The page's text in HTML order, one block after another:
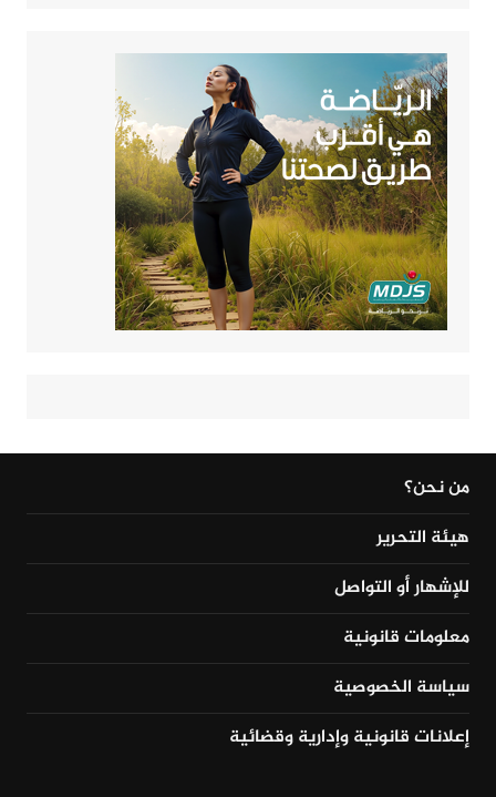
من نحن؟
هيئة التحرير
للإشهار أو التواصل
معلومات قانونية
سياسة الخصوصية
إعلانات قانونية وإدارية وقضائية